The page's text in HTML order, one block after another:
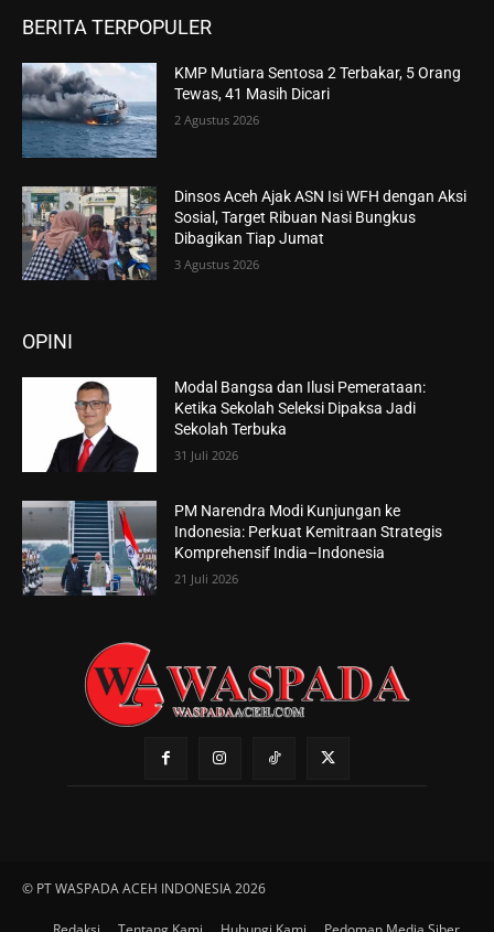
BERITA TERPOPULER
KMP Mutiara Sentosa 2 Terbakar, 5 Orang
Tewas, 41 Masih Dicari
2 Agustus 2026
Dinsos Aceh Ajak ASN Isi WFH dengan Aksi
Sosial, Target Ribuan Nasi Bungkus
Dibagikan Tiap Jumat
3 Agustus 2026
OPINI
Modal Bangsa dan Ilusi Pemerataan:
Ketika Sekolah Seleksi Dipaksa Jadi
Sekolah Terbuka
31 Juli 2026
PM Narendra Modi Kunjungan ke
Indonesia: Perkuat Kemitraan Strategis
Komprehensif India–Indonesia
21 Juli 2026
© PT WASPADA ACEH INDONESIA 2026